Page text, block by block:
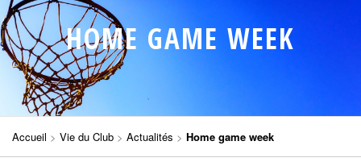
PVBC ACADEMY
HOME GAME WEEK
Accueil > Vie du Club > Actualités > Home game week